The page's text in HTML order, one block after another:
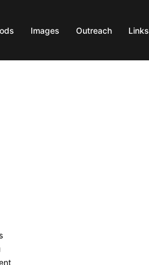
Images Outreach Links